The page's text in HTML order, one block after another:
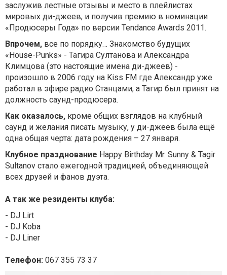
заслужив лестные отзывы и место в плейлистах
мировых ди-джеев, и получив премию в номинации
«Продюсеры Года» по версии Tendance Awards 2011.
Впрочем, все по порядку… Знакомство будущих
«House-Punks» - Тагира Султанова и Александра
Климцова (это настоящие имена ди-джеев) -
произошло в 2006 году на Kiss FM где Александр уже
работал в эфире радио Станцами, а Тагир был принят на
должность саунд-продюсера.
Как оказалось, кроме общих взглядов на клубный
саунд и желания писать музыку, у ди-джеев была ещё
одна общая черта: дата рождения – 27 января.
Клубное празднование Happy Birthday Mr. Sunny & Tagir
Sultanov стало ежегодной традицией, объединяющей
всех друзей и фанов дуэта.
А так же резиденты клуба:
- DJ Lirt
- DJ Koba
- DJ Liner
Телефон: 067 355 73 37